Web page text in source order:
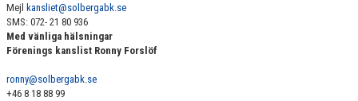
Mejl kansliet@solbergabk.se
SMS: 072- 21 80 936
Med vänliga hälsningar
Förenings kanslist Ronny Forslöf
ronny@solbergabk.se
+46 8 18 88 99